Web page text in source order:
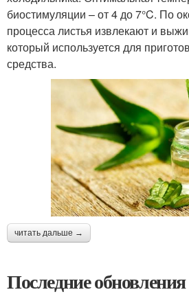
биостимуляции – от 4 до 7°C. По
процесса листья извлекают и
который используется для
средства.
читать дальше →
Последние обновления